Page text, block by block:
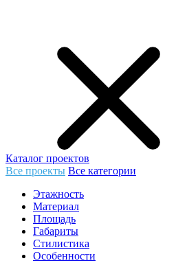
Каталог проектов
Все проекты Все категории
Этажность
Материал
Площадь
Габариты
Стилистика
Особенности